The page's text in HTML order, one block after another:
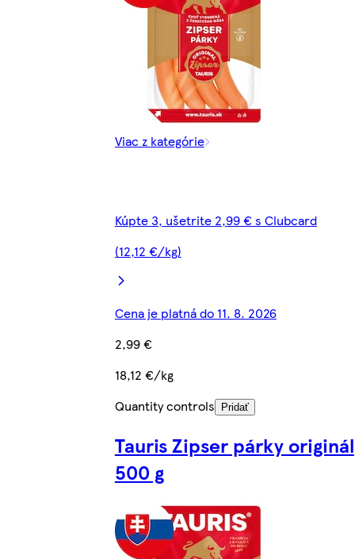
Viac z kategórie
Kúpte 3, ušetrite 2,99 € s Clubcard
(12,12 €/kg)
Cena je platná do 11. 8. 2026
2,99 €
18,12 €/kg
Quantity controls
Pridať
Tauris Zipser párky originál
500 g